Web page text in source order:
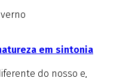
em sintonia
do nosso e,